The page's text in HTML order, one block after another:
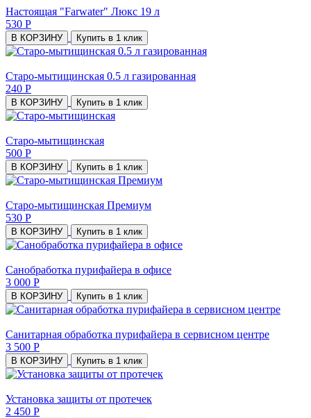
Настоящая "Farwater" Люкс 19 л
530 Р
В КОРЗИНУ Купить в 1 клик
Старо-мытищинская 0.5 л газированная
240 Р
В КОРЗИНУ Купить в 1 клик
Старо-мытищинская
500 Р
В КОРЗИНУ Купить в 1 клик
Старо-мытищинская Премиум
530 Р
В КОРЗИНУ Купить в 1 клик
Санобработка пурифайера в офисе
3 000 Р
В КОРЗИНУ Купить в 1 клик
Санитарная обработка пурифайера в сервисном центре
3 500 Р
В КОРЗИНУ Купить в 1 клик
Установка защиты от протечек
2 450 Р